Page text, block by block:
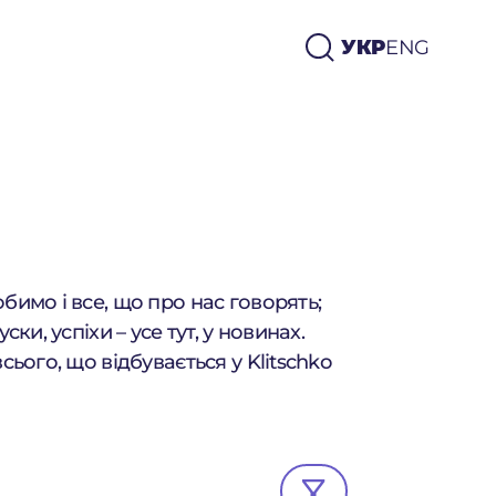
УКРENG
і все, що про нас говорять;
успіхи – усе тут, у новинах.
що відбувається у Klitschko